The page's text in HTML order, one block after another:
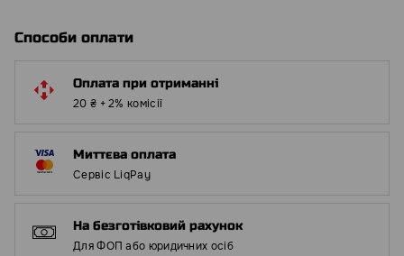
Способи оплати
Оплата при отриманні
20 ₴ + 2% комісії
Миттєва оплата
Сервіс LiqPay
На безготівковий рахунок
Для ФОП або юридичних осіб